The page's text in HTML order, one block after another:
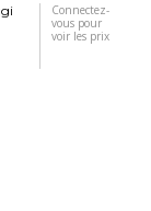
Connectez-
vous pour
voir les prix